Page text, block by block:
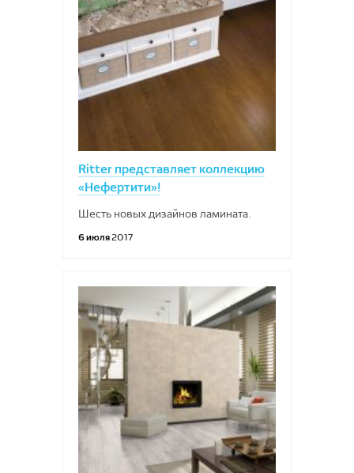
Ritter представляет коллекцию
«Нефертити»!
Шесть новых дизайнов ламината.
6 июля2017